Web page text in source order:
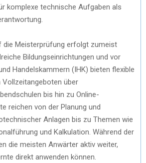
komplexe technische Aufgaben als
die Meisterprüfung erfolgt zumeist
Bildungseinrichtungen und vor
Handelskammern (IHK) bieten flexible
Vollzeitangeboten über
bis hin zu Online-
reichen von der Planung und
Anlagen bis zu Themen wie
und Kalkulation. Während der
die meisten Anwärter aktiv weiter,
direkt anwenden können.